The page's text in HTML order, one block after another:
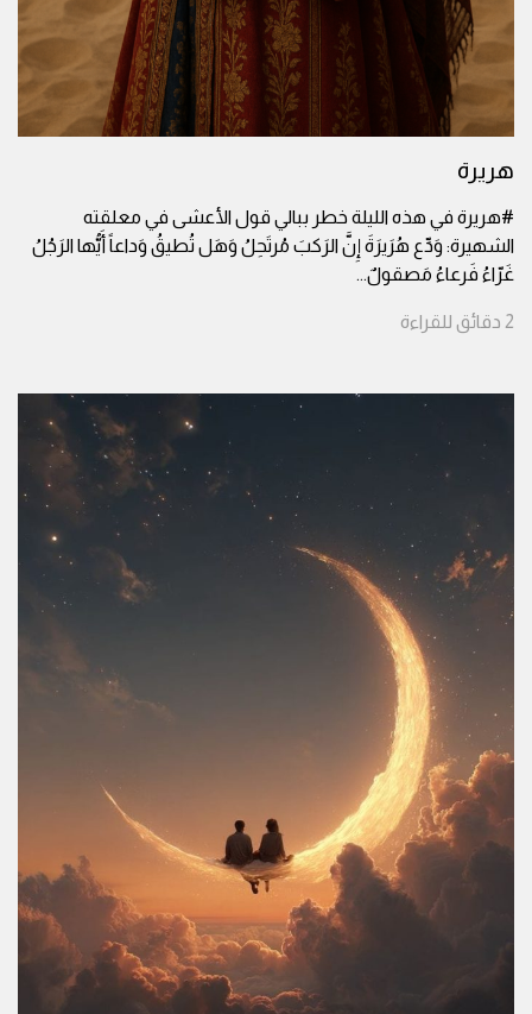
هريرة
#هريرة في هذه الليلة خطر ببالي قول الأعشى في معلقته
الشهيرة: وَدِّع هُرَيرَةَ إِنَّ الرَكبَ مُرتَحِلُ وَهَل تُطيقُ وَداعاً أَيُّها الرَجُلُ
غَرّاءُ فَرعاءُ مَصقولٌ...
2 دقائق للقراءة